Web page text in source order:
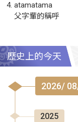
atamatama
父字輩的稱呼
歷史上的今天
2026/
2025